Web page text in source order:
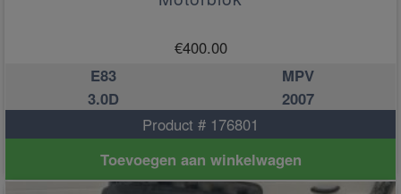
€400.00
E83
MPV
3.0D
2007
Product # 176801
Toevoegen aan winkelwagen